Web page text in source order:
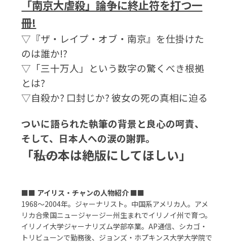
「南京大虐殺」論争に終止符を打つ一
冊!
▽『ザ・レイプ・オブ・南京』を仕掛けた
のは誰か!?
▽「三十万人」という数字の驚くべき根拠
とは?
▽自殺か? 口封じか? 彼女の死の真相に迫る
ついに語られた執筆の背景と良心の呵責、
そして、日本人への涙の謝罪。
「――私の本は絶版にしてほしい」
■■ アイリス・チャンの人物紹介 ■■
1968～2004年。ジャーナリスト。中国系アメリカ人。アメ
リカ合衆国ニュージャージー州生まれでイリノイ州で育つ。
イリノイ大学ジャーナリズム学部卒業。AP通信、シカゴ・
トリビューンで勤務後、ジョンズ・ホプキンス大学大学院で